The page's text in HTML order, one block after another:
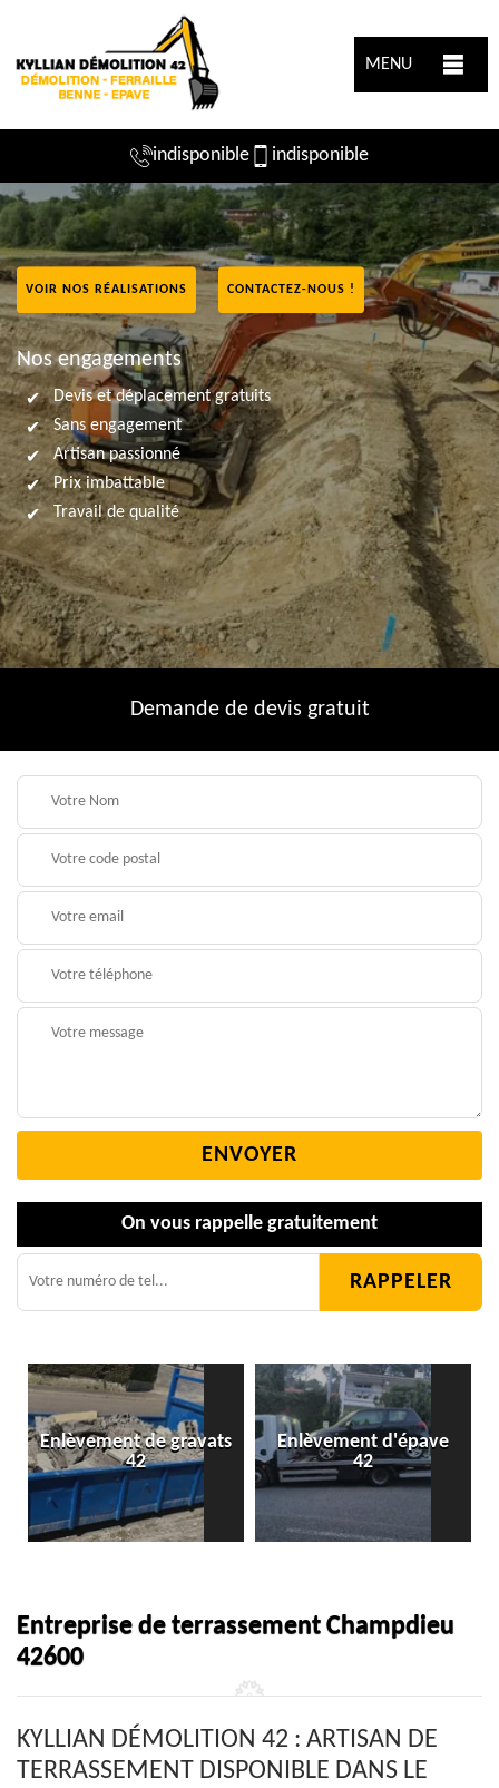
MENU
indisponible indisponible
VOIR NOS RÉALISATIONS CONTACTEZ-NOUS !
Nos engagements
Devis et déplacement gratuits
Sans engagement
Artisan passionné
Prix imbattable
Travail de qualité
Demande de devis gratuit
On vous rappelle gratuitement
Enlèvement de gravats
42
Enlèvement d'épave
42
Entreprise de terrassement Champdieu
42600
KYLLIAN DÉMOLITION 42 : ARTISAN DE
TERRASSEMENT DISPONIBLE DANS LE